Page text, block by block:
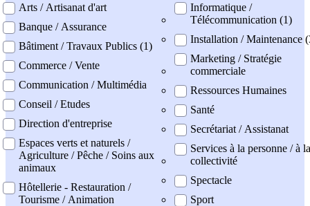
Arts / Artisanat d'art
Banque / Assurance
Bâtiment / Travaux Publics (1)
Commerce / Vente
Communication / Multimédia
Conseil / Etudes
Direction d'entreprise
Espaces verts et naturels /
Agriculture / Pêche / Soins aux
animaux
Hôtellerie - Restauration /
Tourisme / Animation
Informatique /
Télécommunication (1)
Installation / Maintenance
Marketing / Stratégie
commerciale
Ressources Humaines
Santé
Secrétariat / Assistanat
Services à la personne / à la
collectivité
Spectacle
Sport